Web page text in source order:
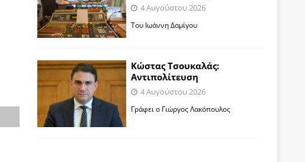
4 Αυγούστου 2026
Toυ Ιωάννη Δαμίγου
Κώστας Τσουκαλάς:
Αντιπολίτευση
4 Αυγούστου 2026
Γράφει ο Γιώργος Λακόπουλος